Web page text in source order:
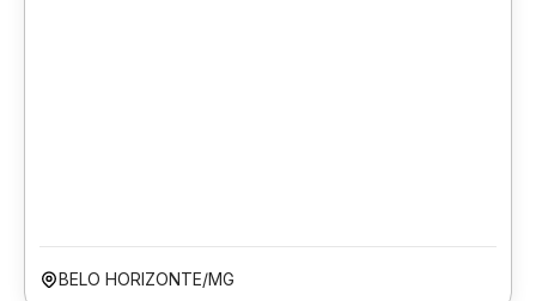
BELO HORIZONTE/MG